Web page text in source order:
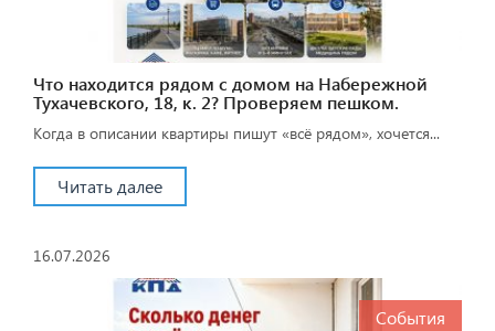
Что находится рядом с домом на Набережной
Тухачевского, 18, к. 2? Проверяем пешком.
Когда в описании квартиры пишут «всё рядом», хочется...
Читать далее
16.07.2026
События